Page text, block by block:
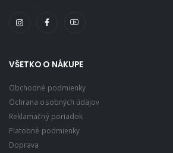
VŠETKO O NÁKUPE
Obchodné podmienky
Ochrana osobných údajov
Reklamačný poriadok
Platobné podmienky
Doprava